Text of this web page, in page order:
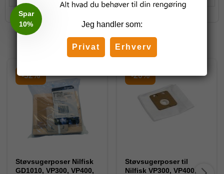
Relaterede produkter
-52%
Støvsugerposer Nilfisk
GD1010, VP300, VP400,
-20%
Støvsugerposer til
Nilfisk VP300, VP400,
Jeg handler som:
Privat Erhverv
Spar
10%